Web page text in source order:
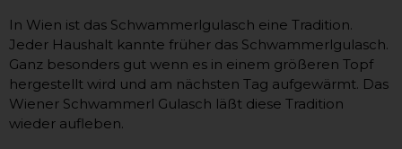
In Wien ist das Schwammerlgulasch eine Tradition.
Jeder Haushalt kannte früher das Schwammerlgulasch.
Ganz besonders gut wenn es in einem größeren Topf
hergestellt wird und am nächsten Tag aufgewärmt. Das
Wiener Schwammerl Gulasch läßt diese Tradition
wieder aufleben.